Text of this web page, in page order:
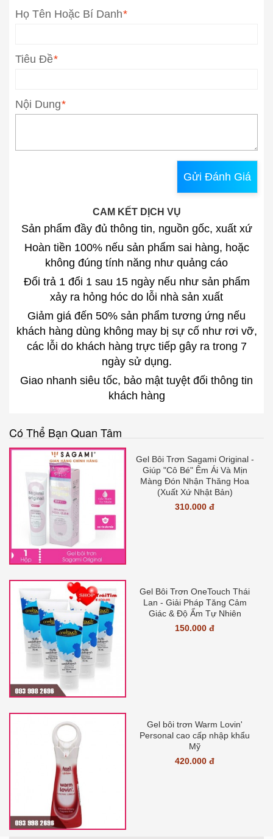
*
Họ Tên Hoặc Bí Danh
*
Tiêu Đề
*
Nội Dung
Gửi Đánh Giá
CAM KẾT DỊCH VỤ
Sản phẩm đầy đủ thông tin, nguồn gốc, xuất xứ
Hoàn tiền 100% nếu sản phẩm sai hàng, hoặc
không đúng tính năng như quảng cáo
Đổi trả 1 đổi 1 sau 15 ngày nếu như sản phẩm
xảy ra hỏng hóc do lỗi nhà sản xuất
Giảm giá đến 50% sản phẩm tương ứng nếu
khách hàng dùng không may bị sự cố như rơi vỡ,
các lỗi do khách hàng trực tiếp gây ra trong 7
ngày sử dụng.
Giao nhanh siêu tốc, bảo mật tuyệt đối thông tin
khách hàng
Có Thể Bạn Quan Tâm
Gel Bôi Trơn Sagami Original -
Giúp "Cô Bé" Êm Ái Và Mịn
Màng Đón Nhận Thăng Hoa
(Xuất Xứ Nhật Bản)
310.000 đ
Gel Bôi Trơn OneTouch Thái
Lan - Giải Pháp Tăng Cảm
Giác & Độ Ẩm Tự Nhiên
150.000 đ
Gel bôi trơn Warm Lovin'
Personal cao cấp nhập khẩu
Mỹ
420.000 đ